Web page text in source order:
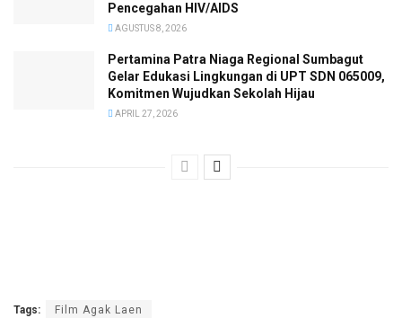
Pencegahan HIV/AIDS
AGUSTUS 8, 2026
Pertamina Patra Niaga Regional Sumbagut
Gelar Edukasi Lingkungan di UPT SDN 065009,
Komitmen Wujudkan Sekolah Hijau
APRIL 27, 2026
Tags: Film Agak Laen